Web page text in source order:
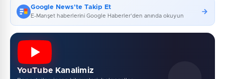
Google News'te Takip Et
E-Manşet haberlerini Google Haberler'den anında okuyun
YouTube Kanalimiz